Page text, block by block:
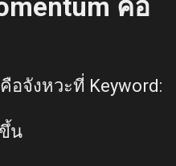
คือ
อจังหวะที่ Keyword:
น